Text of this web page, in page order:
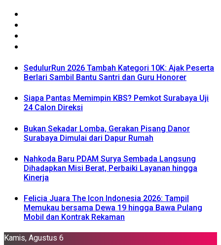
SedulurRun 2026 Tambah Kategori 10K: Ajak Peserta
Berlari Sambil Bantu Santri dan Guru Honorer
Siapa Pantas Memimpin KBS? Pemkot Surabaya Uji
24 Calon Direksi
Bukan Sekadar Lomba, Gerakan Pisang Danor
Surabaya Dimulai dari Dapur Rumah
Nahkoda Baru PDAM Surya Sembada Langsung
Dihadapkan Misi Berat, Perbaiki Layanan hingga
Kinerja
Felicia Juara The Icon Indonesia 2026: Tampil
Memukau bersama Dewa 19 hingga Bawa Pulang
Mobil dan Kontrak Rekaman
Kamis, Agustus 6